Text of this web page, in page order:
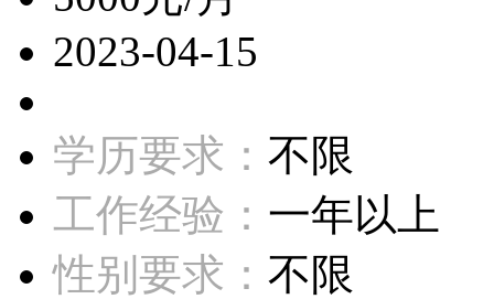
2023-04-15
学历要求： 不限
工作经验： 一年以上
性别要求： 不限